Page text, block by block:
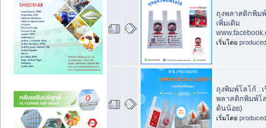
ถุงพลาสติกพิม
เพิ่มเติม
เริ่มโดย
ถุงพิมพ์โลโก้ :
พลาสติกพิมพ์โ
ต้นน้อย)
เริ่มโดย